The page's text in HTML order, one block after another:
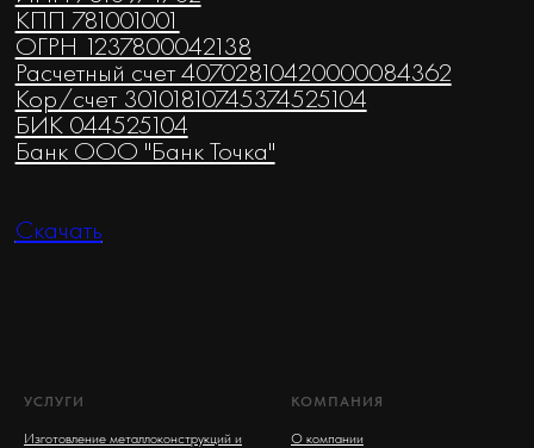
УСЛУГИ
Изготовление металлоконструкций и
КОМПАНИЯ
О компании